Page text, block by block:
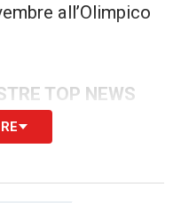
all’Olimpico
TOP NEWS